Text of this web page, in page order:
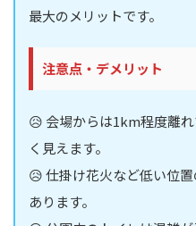
最大のメリットです。
注意点・デメリット
😥 会場からは1km程度離
く見えます。
😥 仕掛け花火など低い位
あります。